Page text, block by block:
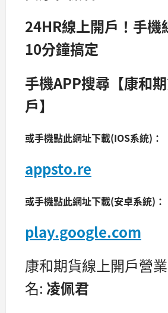
24HR線上開戶！手機
10分鐘搞定
手機APP搜尋【康和
戶】
或手機點此網址下載(IOS系統)：
appsto.re
或手機點此網址下載(安卓系統)：
play.google.com
康和期貨線上開戶營
名: 凌佩君